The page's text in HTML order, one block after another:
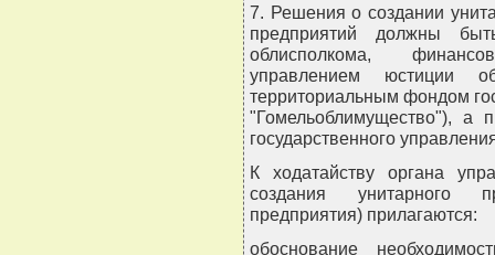
7. Решения о создании
предприятий должны
облисполкома,
управлением юстиции
территориальным фондом
"Гомельоблимущество"), а
государственного
К ходатайству органа
создания унитарного
предприятия) прилагаются:
обоснование